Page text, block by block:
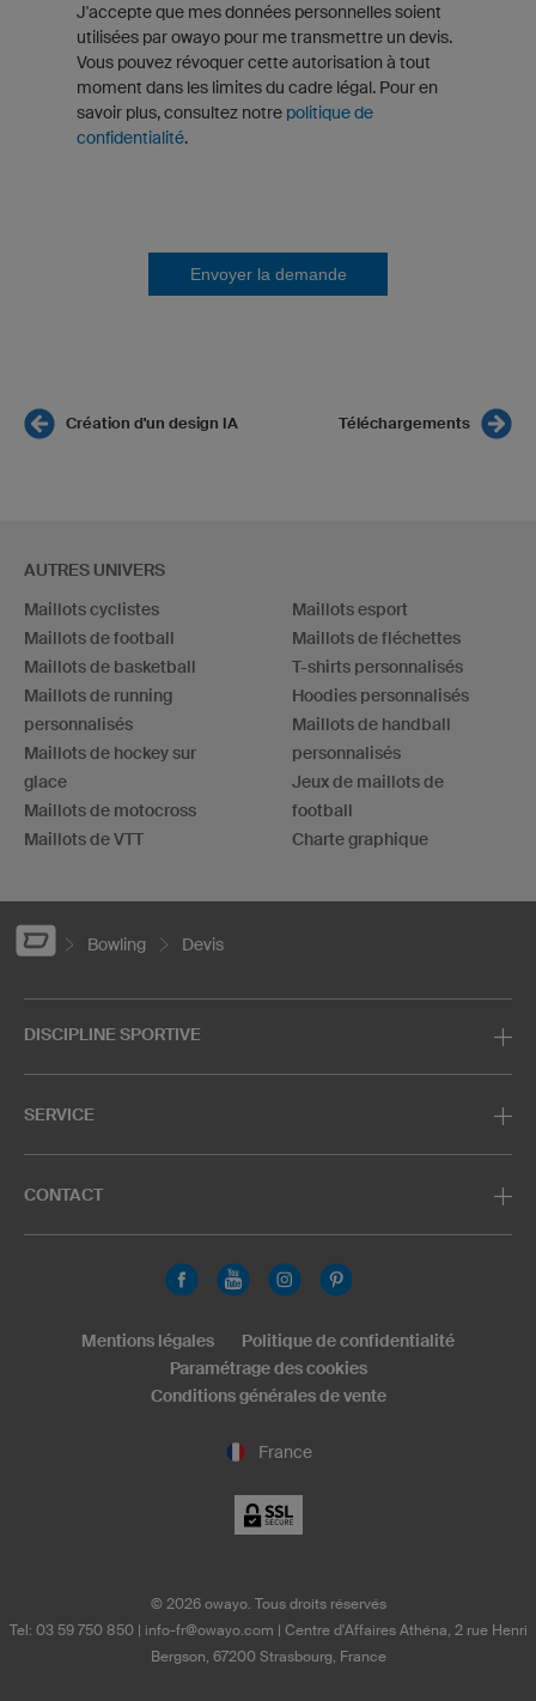
J'accepte que mes données personnelles soient
utilisées par owayo pour me transmettre un devis.
Vous pouvez révoquer cette autorisation à tout
moment dans les limites du cadre légal. Pour en
savoir plus, consultez notre politique de
confidentialité.
Envoyer la demande
Création d'un design IA Téléchargements
AUTRES UNIVERS
Maillots cyclistes
Maillots de football
Maillots de basketball
Maillots de running
personnalisés
Maillots de hockey sur
glace
Maillots de motocross
Maillots de VTT
Maillots esport
Maillots de fléchettes
T-shirts personnalisés
Hoodies personnalisés
Maillots de handball
personnalisés
Jeux de maillots de
football
Charte graphique
Bowling Devis
DISCIPLINE SPORTIVE
SERVICE
CONTACT
France
Mentions légales
Politique de confidentialité
Paramétrage des cookies
Conditions générales de vente
© 2026owayo. Tous droits réservés
Tel: 03 59 750 850| info-fr@owayo.com | Centre d'Affaires Athéna, 2 rue Henri
Bergson, 67200 Strasbourg, France